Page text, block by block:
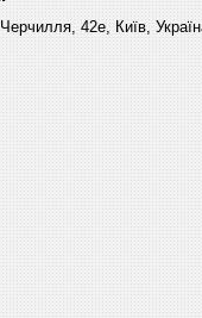
Черчилля, 42е, Київ,